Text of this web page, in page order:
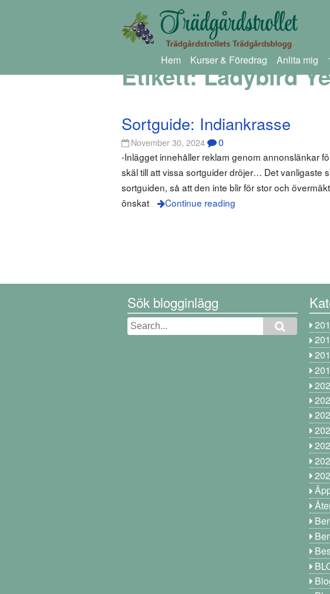
Hem Kurser & Föredrag Anlita mig
Etikett:Ladybird
Sortguide: Indiankrasse
November 30, 2024 0
-Inlägget innehåller reklam genom annonslänkar
skäl till att vissa sortguider dröjer… Det vanligaste
sortguiden, så att den inte blir för stor och
önskat
Continue reading
Sök blogginlägg